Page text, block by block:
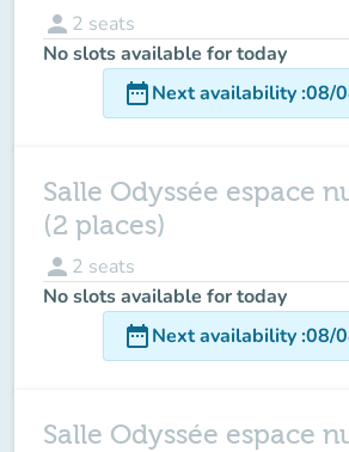
person 2 seats
No slots available for today
date_rangeNext availability:08/
Salle Odyssée espace
(2 places)
person 2 seats
No slots available for today
date_rangeNext availability:08/
Salle Odyssée espace